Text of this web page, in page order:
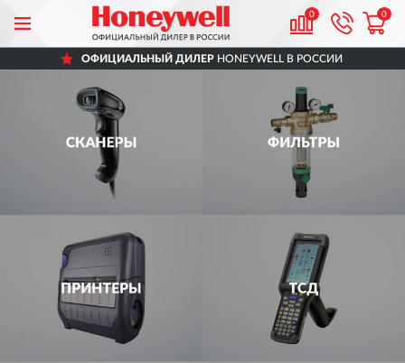
0 0
ОФИЦИАЛЬНЫЙ ДИЛЕР HONEYWELL В РОССИИ